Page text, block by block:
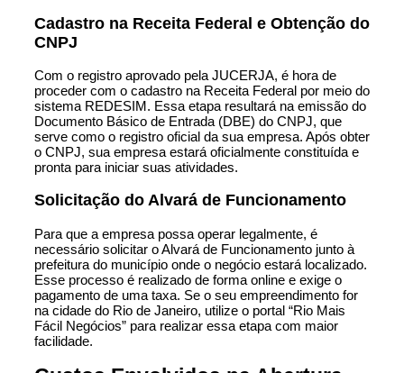
Cadastro na Receita Federal e Obtenção do
CNPJ
Com o registro aprovado pela JUCERJA, é hora de
proceder com o cadastro na Receita Federal por meio do
sistema REDESIM. Essa etapa resultará na emissão do
Documento Básico de Entrada (DBE) do CNPJ, que
serve como o registro oficial da sua empresa. Após obter
o CNPJ, sua empresa estará oficialmente constituída e
pronta para iniciar suas atividades.
Solicitação do Alvará de Funcionamento
Para que a empresa possa operar legalmente, é
necessário solicitar o Alvará de Funcionamento junto à
prefeitura do município onde o negócio estará localizado.
Esse processo é realizado de forma online e exige o
pagamento de uma taxa. Se o seu empreendimento for
na cidade do Rio de Janeiro, utilize o portal “Rio Mais
Fácil Negócios” para realizar essa etapa com maior
facilidade.